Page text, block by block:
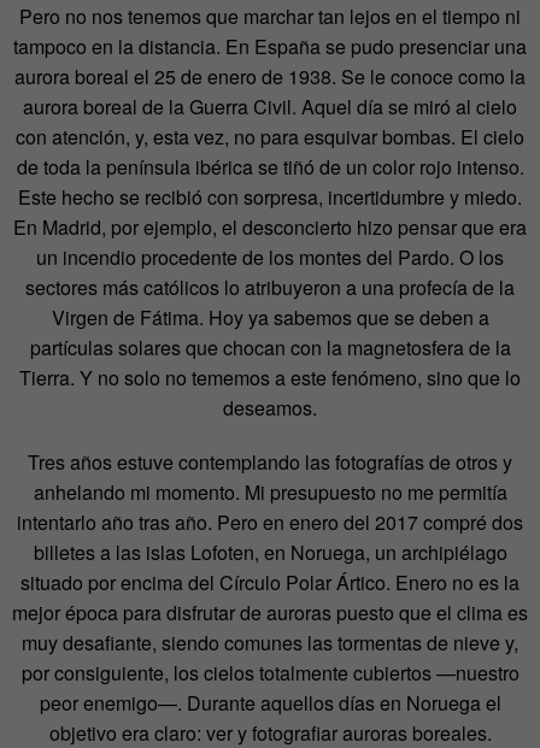
Pero no nos tenemos que marchar tan lejos en el tiempo ni
tampoco en la distancia. En España se pudo presenciar una
aurora boreal el 25 de enero de 1938. Se le conoce como la
aurora boreal de la Guerra Civil. Aquel día se miró al cielo
con atención, y, esta vez, no para esquivar bombas. El cielo
de toda la península ibérica se tiñó de un color rojo intenso.
Este hecho se recibió con sorpresa, incertidumbre y miedo.
En Madrid, por ejemplo, el desconcierto hizo pensar que era
un incendio procedente de los montes del Pardo. O los
sectores más católicos lo atribuyeron a una profecía de la
Virgen de Fátima. Hoy ya sabemos que se deben a
partículas solares que chocan con la magnetosfera de la
Tierra. Y no solo no tememos a este fenómeno, sino que lo
deseamos.
Tres años estuve contemplando las fotografías de otros y
anhelando mi momento. Mi presupuesto no me permitía
intentarlo año tras año. Pero en enero del 2017 compré dos
billetes a las islas Lofoten, en Noruega, un archipiélago
situado por encima del Círculo Polar Ártico. Enero no es la
mejor época para disfrutar de auroras puesto que el clima es
muy desafiante, siendo comunes las tormentas de nieve y,
por consiguiente, los cielos totalmente cubiertos —nuestro
peor enemigo—. Durante aquellos días en Noruega el
objetivo era claro: ver y fotografiar auroras boreales.